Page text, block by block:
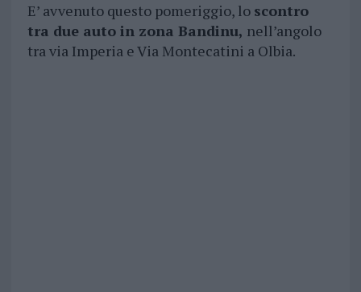
E’ avvenuto questo pomeriggio, lo scontro
tra due auto in zona Bandinu, nell’angolo
tra via Imperia e Via Montecatini a Olbia.